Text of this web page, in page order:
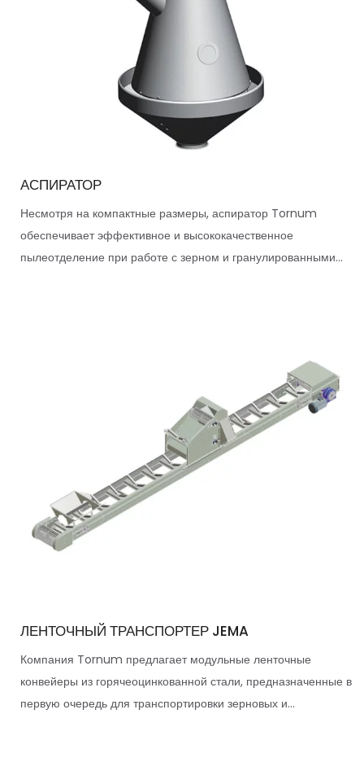
АСПИРАТОР
Несмотря на компактные размеры, аспиратор Tornum
обеспечивает эффективное и высококачественное
пылеотделение при работе с зерном и гранулированными...
ЛЕНТОЧНЫЙ ТРАНСПОРТЕР JEMA
Компания Tornum предлагает модульные ленточные
конвейеры из горячеоцинкованной стали, предназначенные в
первую очередь для транспортировки зерновых и...